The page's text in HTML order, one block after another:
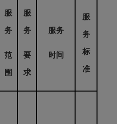
服
务
范
围
服
务
要
求
服务
时间
服
务
标
准